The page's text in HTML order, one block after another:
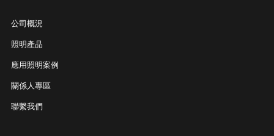
公司概況
照明產品
應用照明案例
關係人專區
聯繫我們